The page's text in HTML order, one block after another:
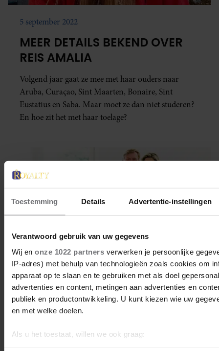
Toestemming Details Advertentie-instellingen
Verantwoord gebruik van uw gegevens
Wij en onze 1022 partnersverwerken je persoonlijke
IP-adres) met behulp van technologieën zoals cookies om
apparaat op te slaan en te gebruiken met als doel
advertenties en content, metingen aan advertenties en
publiek en productontwikkeling. U kunt kiezen wie uw
en met welke doelen.
Als u het toestaat, willen we ook graag:
5 september 2022
MEER DETAILS BEKEND OVER
REIS AMALIA
Volgend jaar gaat ze mee met haar ouders naar
Aruba, Curaçao, Sint Maarten, Bonaire, Sint
Eustatius en Saba. Maar moet ze dan niet studeren?
En hoe zit het met haar toelage?
4 september 2022
BRABANTSE PEEL